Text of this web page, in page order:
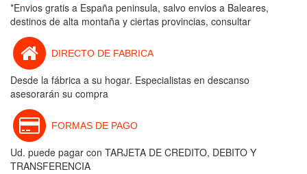
*Envios gratis a España peninsula, salvo envios a Baleares,
destinos de alta montaña y ciertas provincias, consultar
DIRECTO DE FABRICA
Desde la fábrica a su hogar. Especialistas en descanso
asesorarán su compra
FORMAS DE PAGO
Ud. puede pagar con TARJETA DE CREDITO, DEBITO Y
TRANSFERENCIA